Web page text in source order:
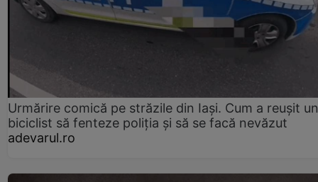
Urmărire comică pe străzile din Iași. Cum a reușit un
biciclist să fenteze poliția și să se facă nevăzut
adevarul.ro